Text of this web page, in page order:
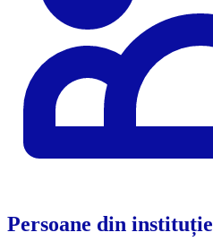
Persoane din instituție